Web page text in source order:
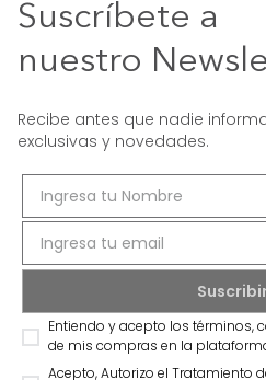
Suscríbete a
nuestro
Recibe antes que nadie
exclusivas y novedades.
Entiendo y acepto los términos,
de mis compras en la
Acepto, Autorizo el Tratamiento